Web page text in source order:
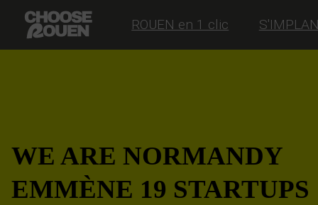
ROUEN en 1 clic
WE ARE NORMANDY
EMMÈNE 19 STARTUPS